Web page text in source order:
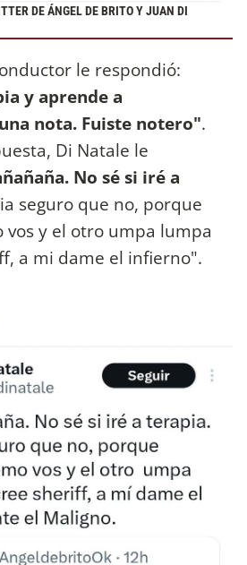
DE ÁNGEL DE BRITO Y JUAN DI
le respondió:
y aprende a
nota. Fuiste notero".
Di Natale le
No sé si iré a
seguro que no, porque
vos y el otro umpa lumpa
a mi dame el infierno".